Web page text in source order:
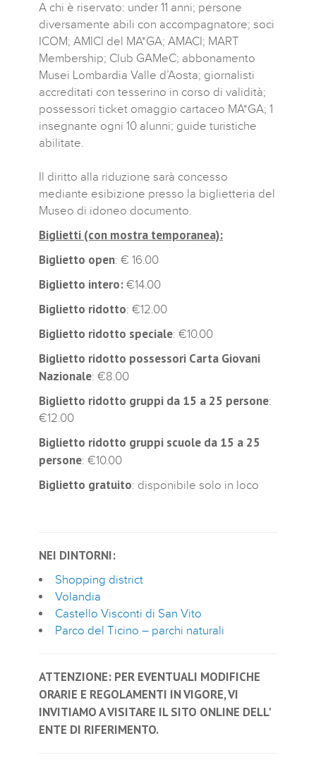
A chi è riservato: under 11 anni; persone
diversamente abili con accompagnatore; soci
ICOM; AMICI del MA*GA; AMACI; MART
Membership; Club GAMeC; abbonamento
Musei Lombardia Valle d’Aosta; giornalisti
accreditati con tesserino in corso di validità;
possessori ticket omaggio cartaceo MA*GA; 1
insegnante ogni 10 alunni; guide turistiche
abilitate.
Il diritto alla riduzione sarà concesso
mediante esibizione presso la biglietteria del
Museo di idoneo documento.
Biglietti (con mostra temporanea):
Biglietto open: € 16.00
Biglietto intero: €14.00
Biglietto ridotto: €12.00
Biglietto ridotto speciale: €10.00
Biglietto ridotto possessori Carta Giovani
Nazionale: €8.00
Biglietto ridotto gruppi da 15 a 25 persone:
€12.00
Biglietto ridotto gruppi scuole da 15 a 25
persone: €10.00
Biglietto gratuito: disponibile solo in loco
NEI DINTORNI:
Shopping district
Volandia
Castello Visconti di San Vito
Parco del Ticino – parchi naturali
ATTENZIONE: PER EVENTUALI MODIFICHE
ORARIE E REGOLAMENTI IN VIGORE, VI
INVITIAMO A VISITARE IL SITO ONLINE DELL'
ENTE DI RIFERIMENTO.